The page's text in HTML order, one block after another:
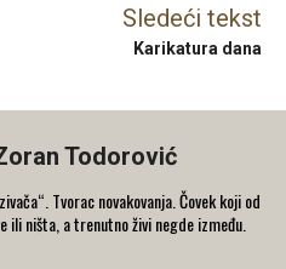
Sledeći tekst
Karikatura dana
Todorović
Tvorac novakovanja. Čovek koji od
ili ništa, a trenutno živi negde između.